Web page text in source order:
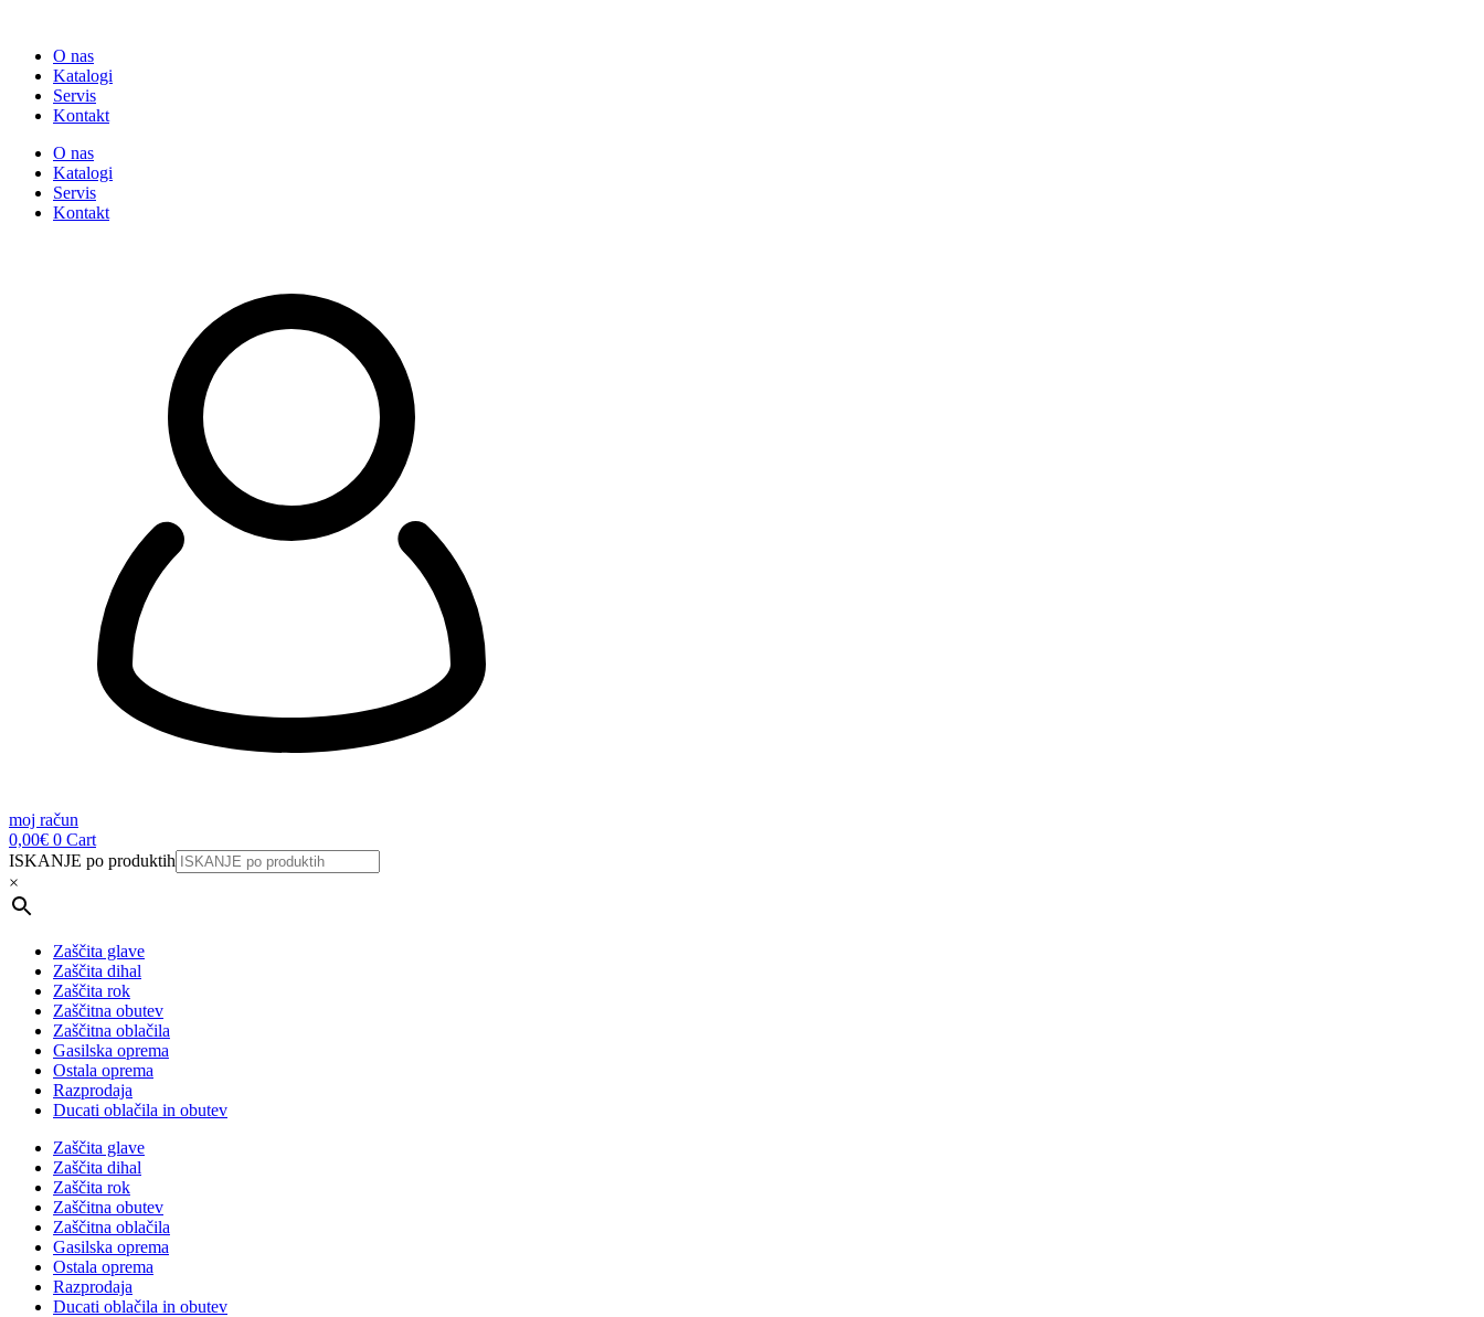
O nas
Katalogi
Servis
Kontakt
O nas
Katalogi
Servis
Kontakt
moj račun
0,00€ 0 Cart
ISKANJE po produktih
×
Zaščita glave
Zaščita dihal
Zaščita rok
Zaščitna obutev
Zaščitna oblačila
Gasilska oprema
Ostala oprema
Razprodaja
Ducati oblačila in obutev
Zaščita glave
Zaščita dihal
Zaščita rok
Zaščitna obutev
Zaščitna oblačila
Gasilska oprema
Ostala oprema
Razprodaja
Ducati oblačila in obutev